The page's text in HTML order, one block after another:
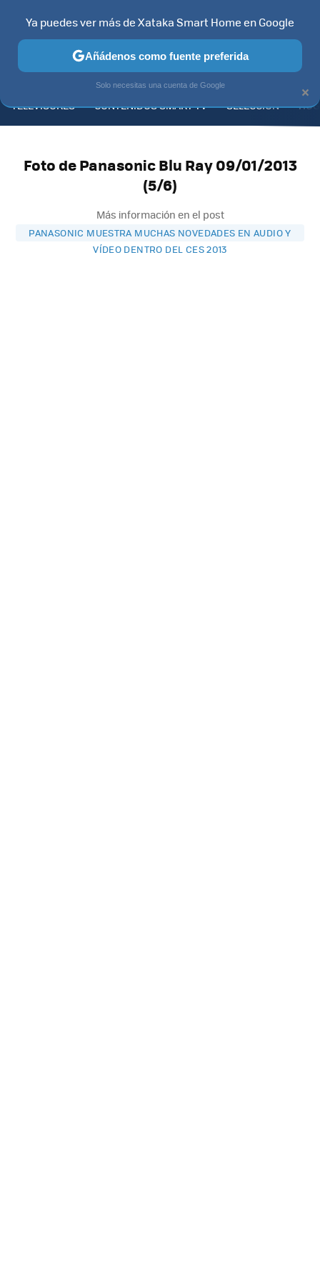
TELEVISORES CONTENIDOS SMART TV SELECCIÓN
Foto de Panasonic Blu Ray 09/01/2013
(5/6)
Más información en el post
PANASONIC MUESTRA MUCHAS NOVEDADES EN AUDIO Y
VÍDEO DENTRO DEL CES 2013
×
Ya puedes ver más de Xataka Smart Home en Google
Añádenos como fuente preferida
Solo necesitas una cuenta de Google